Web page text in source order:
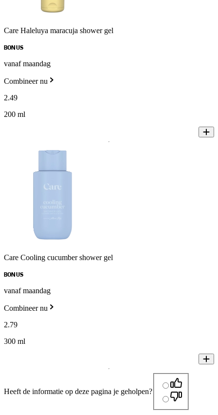
Care Haleluya maracuja shower gel
BONUS
vanaf maandag
Combineer nu
2.49
200 ml
Care Cooling cucumber shower gel
BONUS
vanaf maandag
Combineer nu
2.79
300 ml
Heeft de informatie op deze pagina je geholpen?